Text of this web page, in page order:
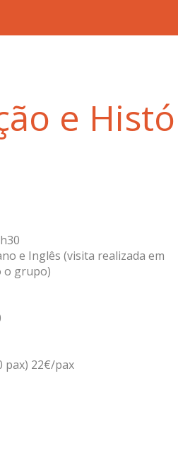
e
e Inglês (visita realizada em
o grupo)
pax) 22€/pax